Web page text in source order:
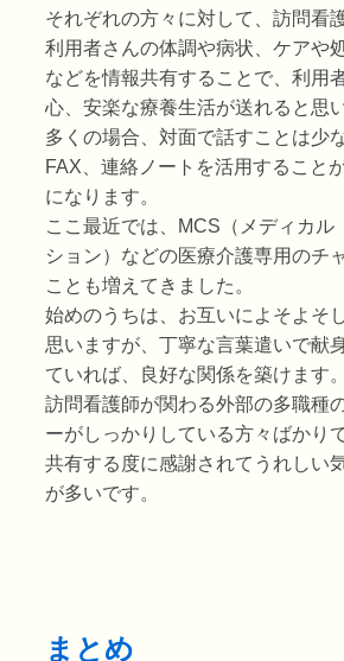
それぞれの方々に対して、訪問看
利用者さんの体調や病状、ケアや
などを情報共有することで、利用
心、安楽な療養生活が送れると思
多くの場合、対面で話すことは少
FAX、連絡ノートを活用すること
になります。
ここ最近では、MCS（メディカ
ション）などの医療介護専用のチ
ことも増えてきました。
始めのうちは、お互いによそよそ
思いますが、丁寧な言葉遣いで献
ていれば、良好な関係を築けます。
訪問看護師が関わる外部の多職種
ーがしっかりしている方々ばかり
共有する度に感謝されてうれしい
が多いです。
まとめ